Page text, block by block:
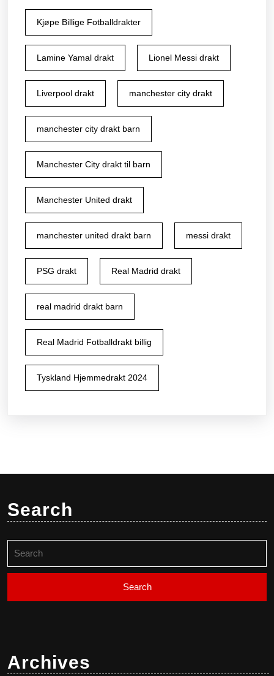
Kjøpe Billige Fotballdrakter
Lamine Yamal drakt Lionel Messi drakt
Liverpool drakt manchester city drakt
manchester city drakt barn
Manchester City drakt til barn
Manchester United drakt
manchester united drakt barn messi drakt
PSG drakt Real Madrid drakt
real madrid drakt barn
Real Madrid Fotballdrakt billig
Tyskland Hjemmedrakt 2024
Search
for:
Archives